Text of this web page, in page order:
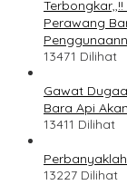
Perawang
13471 Dilihat
Gawat
Bara Api
13411 Dilihat
13227 Dilihat